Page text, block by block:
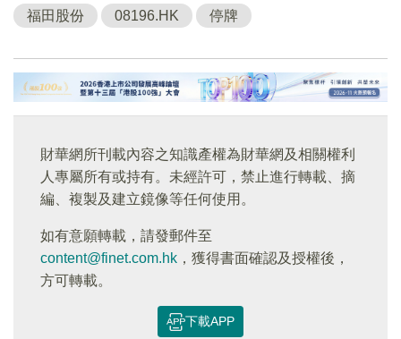
福田股份 08196.HK 停牌
財華網所刊載內容之知識產權為財華網及相關權利
人專屬所有或持有。未經許可，禁止進行轉載、摘
編、複製及建立鏡像等任何使用。
如有意願轉載，請發郵件至
content@finet.com.hk ，獲得書面確認及授權後，
方可轉載。
下載APP